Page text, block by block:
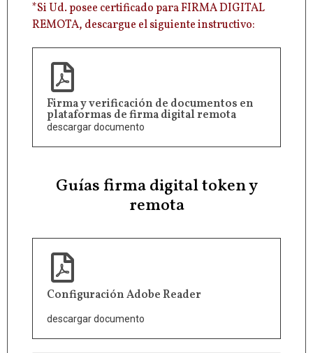
*Si Ud. posee certificado para FIRMA DIGITAL
REMOTA, descargue el siguiente instructivo:​
Firma y verificación de documentos en
plataformas de firma digital remota
descargar documento
Guías firma digital token y
remota
Configuración Adobe Reader
descargar documento